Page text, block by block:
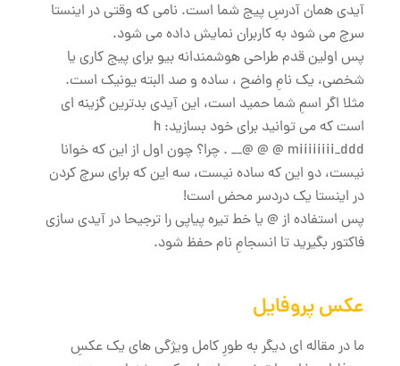
آیدی همان آدرسِ پیج شما است. نامی که وقتی در اینستا
سرچ می شود به کاربران نمایش داده می شود.
پس اولین قدم طراحی هوشمندانه بیو برای پیج کاری یا
شخصی، یک نامِ واضح ، ساده و صد البته یونیک است.
مثلا اگر اسمِ شما حمید است، این آیدی بدترین گزینه ای
است که می توانید برای خود بسازید: h
@ @ @ miiiiiiii_ddd__ . چرا؟ چون اول از این که خوانا
نیست، دو این که ساده نیست، سه این که برای سرچ کردن
در اینستا یک دردسر محض است!
پس استفاده از @ یا خط تیره پیاپی را ترجیحا در آیدی سازی
فاکتور بگیرید تا انسجامِ نام حفظ شود.
عکس پروفایل
ما در مقاله ای دیگر به طورِ کامل ویژگی های یک عکسِ